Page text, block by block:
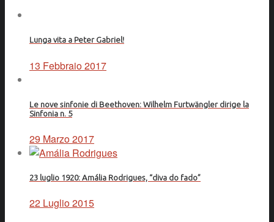
Lunga vita a Peter Gabriel!
13 Febbraio 2017
Le nove sinfonie di Beethoven: Wilhelm Furtwängler dirige la
Sinfonia n. 5
29 Marzo 2017
23 luglio 1920: Amália Rodrigues, “diva do fado”
22 Luglio 2015